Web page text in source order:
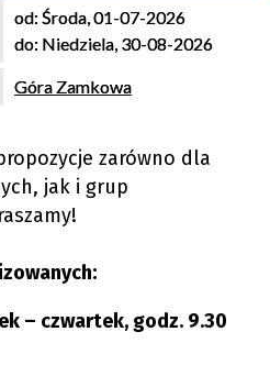
od: Środa, 01-07-2026
do: Niedziela, 30-08-2026
Góra Zamkowa
zarówno dla
jak i grup
– czwartek, godz. 9.30